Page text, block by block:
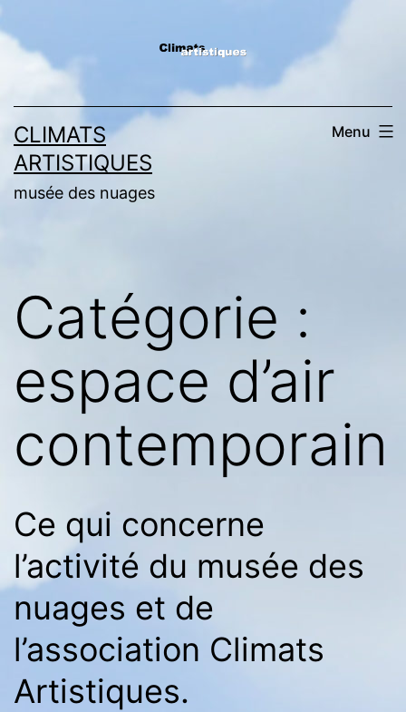
Aller
au
contenu
CLIMATS
ARTISTIQUES
musée des nuages
Menu
Catégorie :
espace d’air
contemporain
Ce qui concerne
l’activité du musée des
nuages et de
l’association Climats
Artistiques.